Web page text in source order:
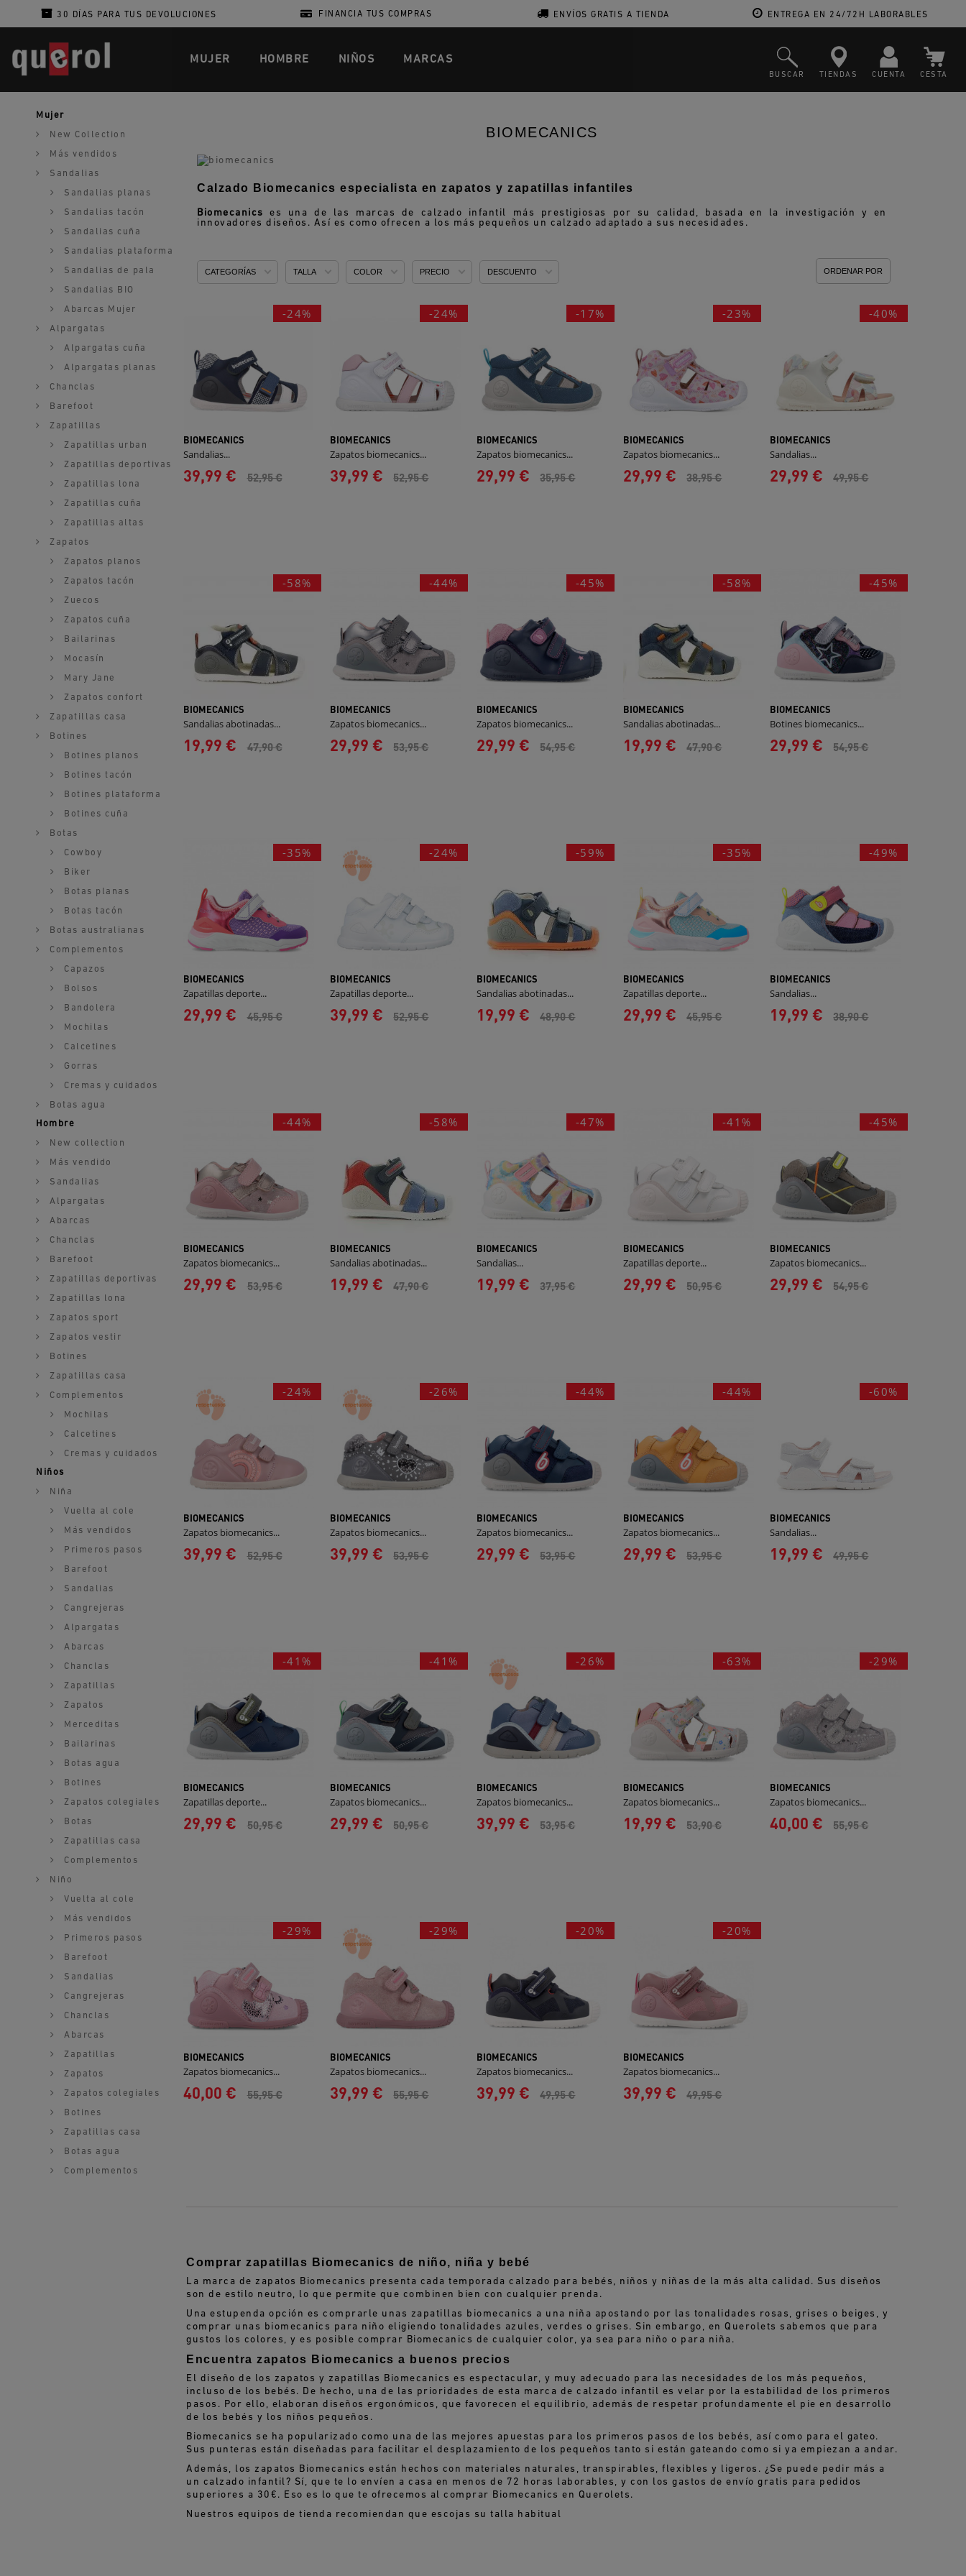
30 DÍAS PARA TUS DEVOLUCIONES FINANCIA TUS COMPRAS ENVÍOS GRATIS A TIENDA ENTREGA EN 24/72H LABORABLES
MUJER HOMBRE NIÑOS MARCAS
CESTA
CUENTA
TIENDAS
BUSCAR
Mujer
New Collection
Más vendidos
Sandalias
Sandalias planas
Sandalias tacón
Sandalias cuña
Sandalias plataforma
Sandalias de pala
Sandalias BIO
Abarcas Mujer
Alpargatas
Alpargatas cuña
Alpargatas planas
Chanclas
Barefoot
Zapatillas
Zapatillas urban
Zapatillas deportivas
Zapatillas lona
Zapatillas cuña
Zapatillas altas
Zapatos
Zapatos planos
Zapatos tacón
Zuecos
Zapatos cuña
Bailarinas
Mocasín
Mary Jane
Zapatos confort
Zapatillas casa
Botines
Botines planos
Botines tacón
Botines plataforma
Botines cuña
Botas
Cowboy
Biker
Botas planas
Botas tacón
Botas australianas
Complementos
Capazos
Bolsos
Bandolera
Mochilas
Calcetines
Gorras
Cremas y cuidados
Botas agua
Hombre
New collection
Más vendido
Sandalias
Alpargatas
Abarcas
Chanclas
Barefoot
Zapatillas deportivas
Zapatillas lona
Zapatos sport
Zapatos vestir
Botines
Zapatillas casa
Complementos
Mochilas
Calcetines
Cremas y cuidados
Niños
Niña
Vuelta al cole
Más vendidos
Primeros pasos
Barefoot
Sandalias
Cangrejeras
Alpargatas
Abarcas
Chanclas
Zapatillas
Zapatos
Merceditas
Bailarinas
Botas agua
Botines
Zapatos colegiales
Botas
Zapatillas casa
Complementos
Niño
Vuelta al cole
Más vendidos
Primeros pasos
Barefoot
Sandalias
Cangrejeras
Chanclas
Abarcas
Zapatillas
Zapatos
Zapatos colegiales
Botines
Zapatillas casa
Botas agua
Complementos
BIOMECANICS
Calzado Biomecanics especialista en zapatos y zapatillas infantiles
Biomecanics es una de las marcas de calzado infantil más prestigiosas por su calidad, basada en la investigación y en
innovadores diseños. Así es como ofrecen a los más pequeños un calzado adaptado a sus necesidades.
CATEGORÍAS TALLA COLOR PRECIO DESCUENTO ORDENAR POR
-24%
BIOMECANICS
Sandalias...
39,99 € 52,95 €
-24%
BIOMECANICS
Zapatos biomecanics...
39,99 € 52,95 €
-17%
BIOMECANICS
Zapatos biomecanics...
29,99 € 35,95 €
-23%
BIOMECANICS
Zapatos biomecanics...
29,99 € 38,95 €
-40%
BIOMECANICS
Sandalias...
29,99 € 49,95 €
-58%
BIOMECANICS
Sandalias abotinadas...
19,99 € 47,90 €
-44%
BIOMECANICS
Zapatos biomecanics...
29,99 € 53,95 €
-45%
BIOMECANICS
Zapatos biomecanics...
29,99 € 54,95 €
-58%
BIOMECANICS
Sandalias abotinadas...
19,99 € 47,90 €
-45%
BIOMECANICS
Botines biomecanics...
29,99 € 54,95 €
-35%
BIOMECANICS
Zapatillas deporte...
29,99 € 45,95 €
-24%
BIOMECANICS
Zapatillas deporte...
39,99 € 52,95 €
-59%
BIOMECANICS
Sandalias abotinadas...
19,99 € 48,90 €
-35%
BIOMECANICS
Zapatillas deporte...
29,99 € 45,95 €
-49%
BIOMECANICS
Sandalias...
19,99 € 38,90 €
-44%
BIOMECANICS
Zapatos biomecanics...
29,99 € 53,95 €
-58%
BIOMECANICS
Sandalias abotinadas...
19,99 € 47,90 €
-47%
BIOMECANICS
Sandalias...
19,99 € 37,95 €
-41%
BIOMECANICS
Zapatillas deporte...
29,99 € 50,95 €
-45%
BIOMECANICS
Zapatos biomecanics...
29,99 € 54,95 €
-24%
BIOMECANICS
Zapatos biomecanics...
39,99 € 52,95 €
-26%
BIOMECANICS
Zapatos biomecanics...
39,99 € 53,95 €
-44%
BIOMECANICS
Zapatos biomecanics...
29,99 € 53,95 €
-44%
BIOMECANICS
Zapatos biomecanics...
29,99 € 53,95 €
-60%
BIOMECANICS
Sandalias...
19,99 € 49,95 €
-41%
BIOMECANICS
Zapatillas deporte...
29,99 € 50,95 €
-41%
BIOMECANICS
Zapatos biomecanics...
29,99 € 50,95 €
-26%
BIOMECANICS
Zapatos biomecanics...
39,99 € 53,95 €
-63%
BIOMECANICS
Zapatos biomecanics...
19,99 € 53,90 €
-29%
BIOMECANICS
Zapatos biomecanics...
40,00 € 55,95 €
-29%
BIOMECANICS
Zapatos biomecanics...
40,00 € 55,95 €
-29%
BIOMECANICS
Zapatos biomecanics...
39,99 € 55,95 €
-20%
BIOMECANICS
Zapatos biomecanics...
39,99 € 49,95 €
-20%
BIOMECANICS
Zapatos biomecanics...
39,99 € 49,95 €
Comprar zapatillas Biomecanics de niño, niña y bebé
La marca de zapatos Biomecanics presenta cada temporada calzado para bebés, niños y niñas de la más alta calidad. Sus diseños
son de estilo neutro, lo que permite que combinen bien con cualquier prenda.
Una estupenda opción es comprarle unas zapatillas biomecanics a una niña apostando por las tonalidades rosas, grises o beiges, y
comprar unas biomecanics para niño eligiendo tonalidades azules, verdes o grises. Sin embargo, en Querolets sabemos que para
gustos los colores, y es posible comprar Biomecanics de cualquier color, ya sea para niño o para niña.
Encuentra zapatos Biomecanics a buenos precios
El diseño de los zapatos y zapatillas Biomecanics es espectacular, y muy adecuado para las necesidades de los más pequeños,
incluso de los bebés. De hecho, una de las prioridades de esta marca de calzado infantil es velar por la estabilidad de los primeros
pasos. Por ello, elaboran diseños ergonómicos, que favorecen el equilibrio, además de respetar profundamente el pie en desarrollo
de los bebés y los niños pequeños.
Biomecanics se ha popularizado como una de las mejores apuestas para los primeros pasos de los bebés, así como para el gateo.
Sus punteras están diseñadas para facilitar el desplazamiento de los pequeños tanto si están gateando como si ya empiezan a andar.
Además, los zapatos Biomecanics están hechos con materiales naturales, transpirables, flexibles y ligeros. ¿Se puede pedir más a
un calzado infantil? Sí, que te lo envíen a casa en menos de 72 horas laborables, y con los gastos de envío gratis para pedidos
superiores a 30€. Eso es lo que te ofrecemos al comprar Biomecanics en Querolets.
Nuestros equipos de tienda recomiendan que escojas su talla habitual